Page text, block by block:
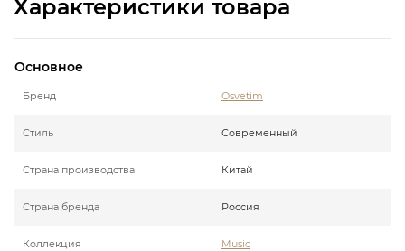
Характеристики товара
Основное
Бренд Osvetim
Стиль Современный
Страна производства Китай
Страна бренда Россия
Коллекция Music